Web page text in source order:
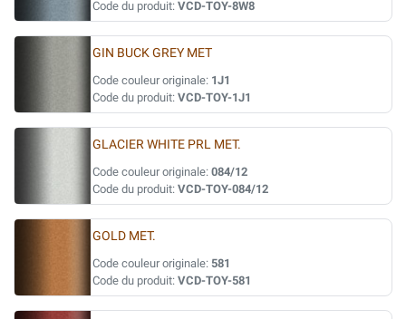
Code du produit: VCD-TOY-8W8
GIN BUCK GREY MET
Code couleur originale: 1J1
Code du produit: VCD-TOY-1J1
GLACIER WHITE PRL MET.
Code couleur originale: 084/12
Code du produit: VCD-TOY-084/12
GOLD MET.
Code couleur originale: 581
Code du produit: VCD-TOY-581